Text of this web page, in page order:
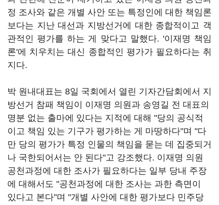
정 조사와 같은 개별 사안 또는 특정인에 대한 책임론
보다는 지난 대선과 지방선거에 대한 종합적이고 객
관적인 평가를 하는 게 맞다고 말했다. '이재명 책임
론'에 치우치는 대신 종합적인 평가가 필요하다는 취
지다.
박 원내대표는 8일 국회에서 열린 기자간담회에서 지
방선거 참패 책임이 이재명 의원과 송영길 전 대표의
명분 없는 출마에 있다는 지적에 대해 "당의 공식적
이고 책임 있는 기구가 평가하는 게 마땅하다"며 "다
만 당의 평가가 특정 인물의 책임을 묻는 데 집중되거
나 국한되어서는 안 된다"고 강조했다. 이재명 의원
공천과정에 대한 조사가 필요하다는 일부 당내 주장
에 대해서도 "공천과정에 대한 조사는 과한 측면이
있다고 본다"며 "개별 사안에 대한 평가보다 민주당